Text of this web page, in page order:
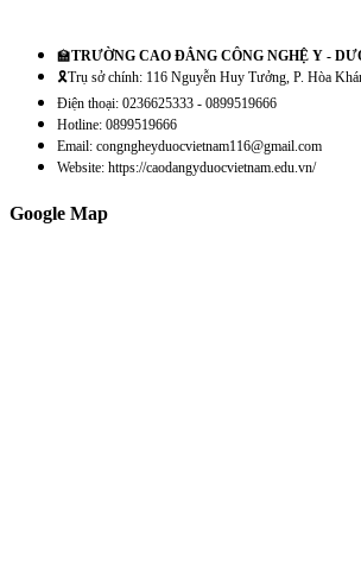
🏫TRƯỜNG CAO ĐẲNG CÔNG NGHỆ Y -
🎗️Trụ sở chính: 116 Nguyễn Huy Tưởng, P. Hòa
Điện thoại: 0236625333 - 0899519666
Hotline: 0899519666
Email: congngheyduocvietnam116@gmail.com
Website: https://caodangyduocvietnam.edu.vn/
Google Map